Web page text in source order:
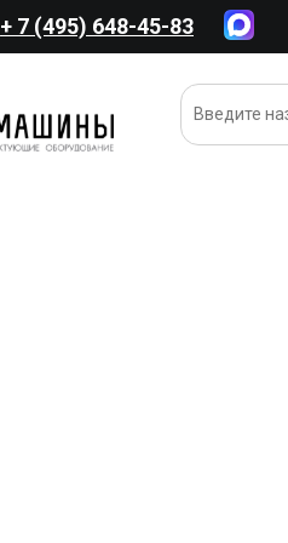
+ 7 (495) 648-45-83